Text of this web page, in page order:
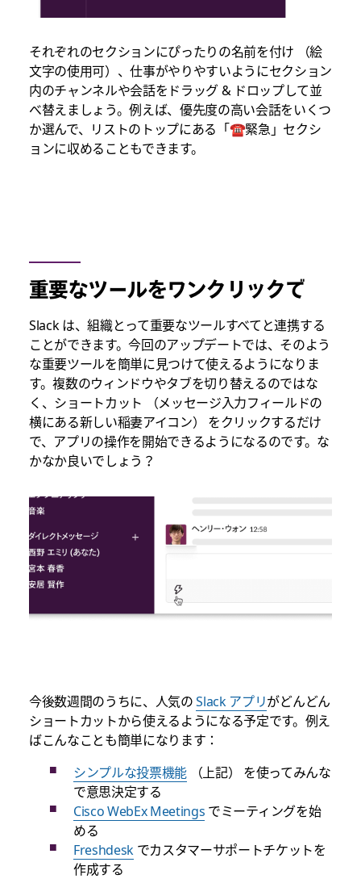
それぞれのセクションにぴったりの名前を付け （絵
文字の使用可）、仕事がやりやすいようにセクション
内のチャンネルや会話をドラッグ & ドロップして並
べ替えましょう。例えば、優先度の高い会話をいくつ
か選んで、リストのトップにある「☎️緊急」セクシ
ョンに収めることもできます。
重要なツールをワンクリックで
Slack は、組織とって重要なツールすべてと連携する
ことができます。今回のアップデートでは、そのよう
な重要ツールを簡単に見つけて使えるようになりま
す。複数のウィンドウやタブを切り替えるのではな
く、ショートカット （メッセージ入力フィールドの
横にある新しい稲妻アイコン） をクリックするだけ
で、アプリの操作を開始できるようになるのです。な
かなか良いでしょう？
今後数週間のうちに、人気のSlack アプリがどんどん
ショートカットから使えるようになる予定です。例え
ばこんなことも簡単になります：
シンプルな投票機能（上記） を使ってみんな
で意思決定する
Cisco WebEx Meetings でミーティングを始
める
Freshdeskでカスタマーサポートチケットを
作成する